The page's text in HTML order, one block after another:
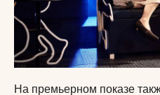
На премьерном показе